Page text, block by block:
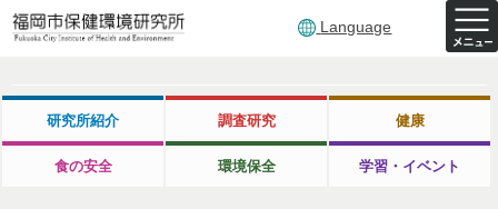
Language
研究所紹介 調査研究 健康
食の安全 環境保全 学習・イベント